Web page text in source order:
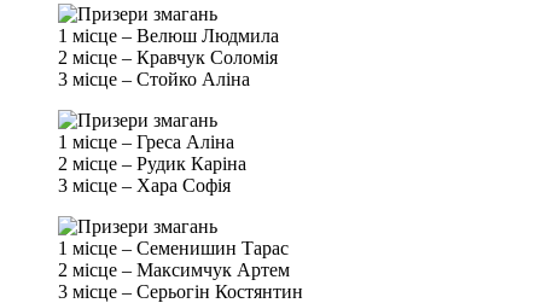
1 місце – Велюш Людмила
2 місце – Кравчук Соломія
3 місце – Стойко Аліна
1 місце – Греса Аліна
2 місце – Рудик Каріна
3 місце – Хара Софія
1 місце – Семенишин Тарас
2 місце – Максимчук Артем
3 місце – Серьогін Костянтин